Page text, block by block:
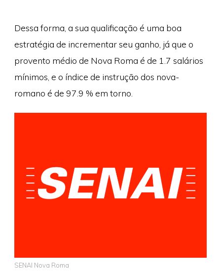
Dessa forma, a sua qualificação é uma boa
estratégia de incrementar seu ganho, já que o
provento médio de Nova Roma é de 1.7 salários
mínimos, e o índice de instrução dos nova-
romano é de 97.9 % em torno.
SENAI Nova Roma